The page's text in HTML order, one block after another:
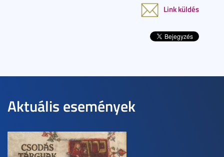
Link küldés
Aktuális események